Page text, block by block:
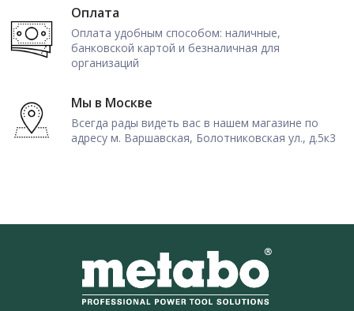
Оплата
Оплата удобным способом: наличные,
банковской картой и безналичная для
организаций
Мы в Москве
Всегда рады видеть вас в нашем магазине по
адресу м. Варшавская, Болотниковская ул., д.5к3